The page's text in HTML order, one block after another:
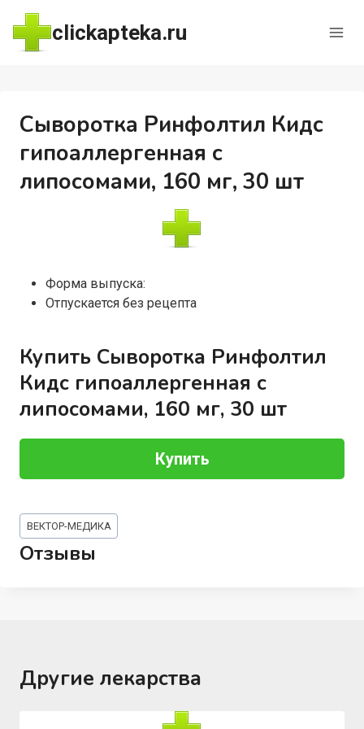
Перейти
содержимому
clickapteka.ru
Сыворотка Ринфолтил Кидс
гипоаллергенная с
липосомами, 160 мг, 30 шт
Форма выпуска:
Отпускается без рецепта
Купить Сыворотка Ринфолтил
Кидс гипоаллергенная с
липосомами, 160 мг, 30 шт
Купить
Метки
записи:
ВЕКТОР-МЕДИКА
Отзывы
Другие лекарства